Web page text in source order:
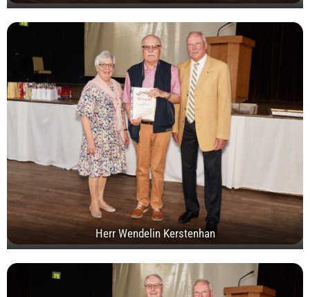
Herr Wendelin Kerstenhan